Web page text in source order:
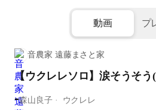
動画 プ
音農家 遠藤まさと家
【ウクレレソロ】涙そうそう
-森山良子 ウクレレ